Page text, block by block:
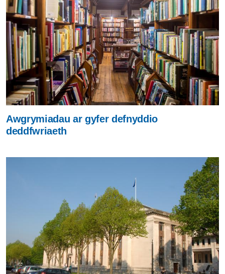
Awgrymiadau ar gyfer defnyddio
deddfwriaeth